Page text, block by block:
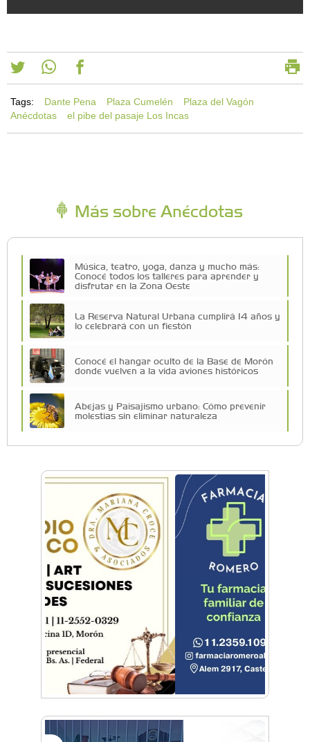
Tags: Dante Pena Plaza Cumelén
Plaza del Vagón
Anécdotas
el pibe del pasaje Los Incas
Más sobre Anécdotas
Música, teatro, yoga, danza y mucho más:
Conocé todos los talleres para aprender y
disfrutar en la Zona Oeste
La Reserva Natural Urbana cumplirá 14 años y
lo celebrará con un fiestón
Conocé el hangar oculto de la Base de Morón
donde vuelven a la vida aviones históricos
Abejas y Paisajismo urbano: Cómo prevenir
molestias sin eliminar naturaleza
Morón abrió su primer Hospital de Día para el
cuidado de la salud mental
Castilla: Dejó todo por ver a San Martín
La Universidad de Morón abrió el debate sobre
Inteligencia Artificial en la Justicia
Jeppener, un pueblo lleno de vida
Tenés que visitar esta ciudad
BA Flota sorprendió a Buenos Aires con un
adelanto en Puerto Madero y el Planetario